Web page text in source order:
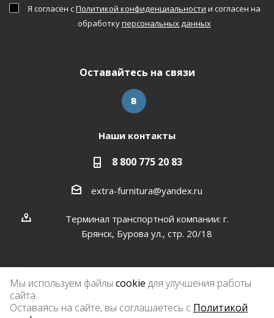
Я согласен сПолитикой конфиденциальности и согласен на
обработкуперсональных данных
Оставайтесь на связи
Наши контакты
8 800 775 20 83
extra-furnitura@yandex.ru
Терминал транспортной компании: г.
Брянск, Бурова ул., стр. 20/18
Мы используем файлы cookie для улучшения работы
сайта.
Оставаясь на сайте, вы соглашаетесь с Политикой